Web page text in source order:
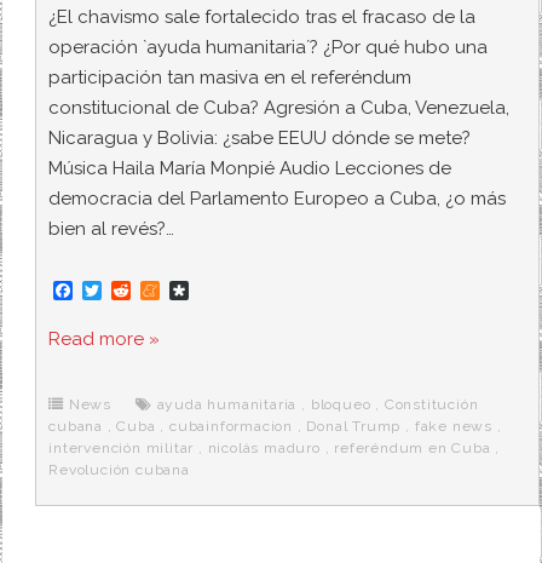
¿El chavismo sale fortalecido tras el fracaso de la
operación `ayuda humanitaria´? ¿Por qué hubo una
participación tan masiva en el referéndum
constitucional de Cuba? Agresión a Cuba, Venezuela,
Nicaragua y Bolivia: ¿sabe EEUU dónde se mete?
Música Haila María Monpié Audio Lecciones de
democracia del Parlamento Europeo a Cuba, ¿o más
bien al revés?…
F
e
o
k
T
t
r
R
d
M
e
r
a
Read more »
News ayuda humanitaria , bloqueo , Constitución
cubana ,Cuba ,cubainformacion , Donal Trump , fake news ,
intervención militar , nicolás maduro , referéndum en Cuba ,
Revolución cubana